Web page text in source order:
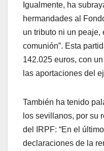
Igualmente, ha
hermandades al
un tributo ni un peaje,
comunión”. Esta
142.025 euros, con
las aportaciones del
También ha tenido
los sevillanos, por su
del IRPF: “En el
declaraciones de la